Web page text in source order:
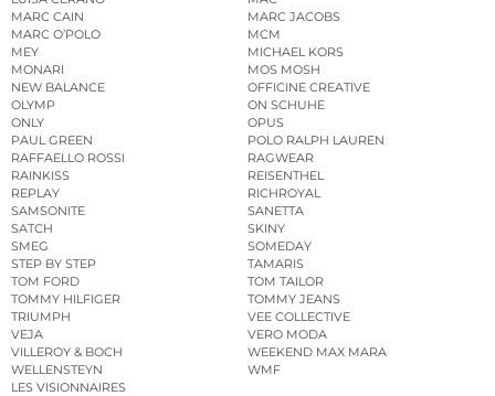
MARC CAIN
MARC JACOBS
MARC O’POLO
MCM
MEY
MICHAEL KORS
MONARI
MOS MOSH
NEW BALANCE
OFFICINE CREATIVE
OLYMP
ON SCHUHE
ONLY
OPUS
PAUL GREEN
POLO RALPH LAUREN
RAFFAELLO ROSSI
RAGWEAR
RAINKISS
REISENTHEL
REPLAY
RICHROYAL
SAMSONITE
SANETTA
SATCH
SKINY
SMEG
SOMEDAY
STEP BY STEP
TAMARIS
TOM FORD
TOM TAILOR
TOMMY HILFIGER
TOMMY JEANS
TRIUMPH
VEE COLLECTIVE
VEJA
VERO MODA
VILLEROY & BOCH
WEEKEND MAX MARA
WELLENSTEYN
WMF
LES VISIONNAIRES